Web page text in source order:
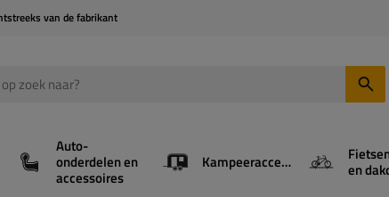
van de fabrikant
Auto-
onderdelen en
accessoires
Kampeeraccessoires en